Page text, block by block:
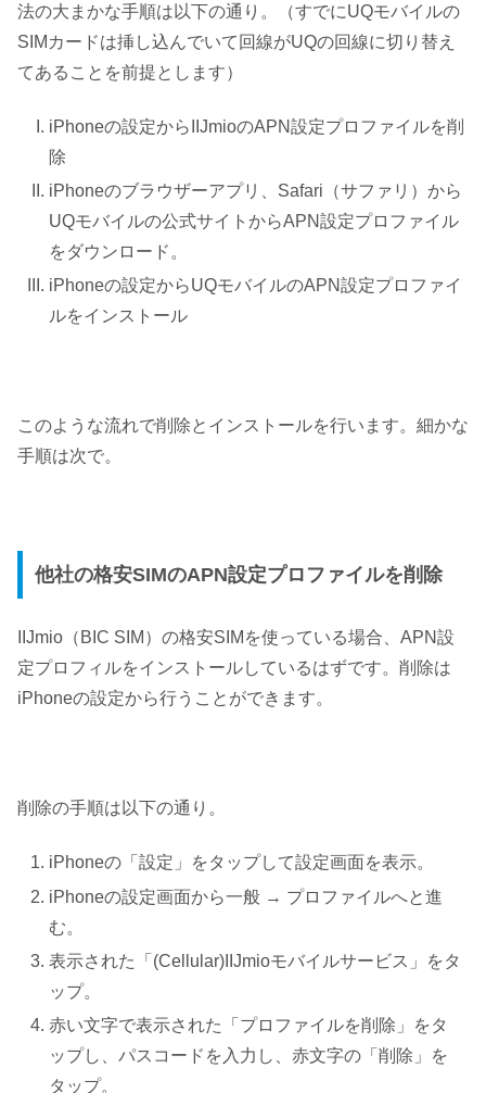
法の大まかな手順は以下の通り。（すでにUQモバイルの
SIMカードは挿し込んでいて回線がUQの回線に切り替え
てあることを前提とします）
iPhoneの設定からIIJmioのAPN設定プロファイルを削
除
iPhoneのブラウザーアプリ、Safari（サファリ）から
UQモバイルの公式サイトからAPN設定プロファイル
をダウンロード。
iPhoneの設定からUQモバイルのAPN設定プロファイ
ルをインストール
このような流れで削除とインストールを行います。細かな
手順は次で。
他社の格安SIMのAPN設定プロファイルを削除
IIJmio（BIC SIM）の格安SIMを使っている場合、APN設
定プロフィルをインストールしているはずです。削除は
iPhoneの設定から行うことができます。
削除の手順は以下の通り。
iPhoneの「設定」をタップして設定画面を表示。
iPhoneの設定画面から一般 → プロファイルへと進
む。
表示された「(Cellular)IIJmioモバイルサービス」をタ
ップ。
赤い文字で表示された「プロファイルを削除」をタ
ップし、パスコードを入力し、赤文字の「削除」を
タップ。